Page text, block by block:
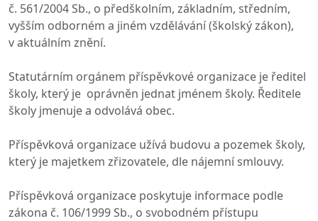
č. 561/2004 Sb., o předškolním, základním, středním,
vyšším odborném a jiném vzdělávání (školský zákon),
v aktuálním znění.
Statutárním orgánem příspěvkové organizace je ředitel
školy, který je oprávněn jednat jménem školy. Ředitele
školy jmenuje a odvolává obec.
Příspěvková organizace užívá budovu a pozemek školy,
který je majetkem zřizovatele, dle nájemní smlouvy.
Příspěvková organizace poskytuje informace podle
zákona č. 106/1999 Sb., o svobodném přístupu